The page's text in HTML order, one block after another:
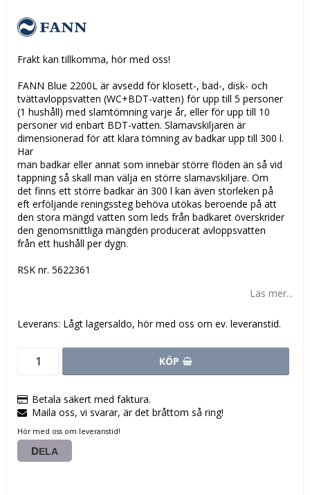
Lägg till i favoritlistan
Frakt kan tillkomma, hör med oss!
FANN Blue 2200L är avsedd för klosett-, bad-, disk- och
tvättavloppsvatten (WC+BDT-vatten) för upp till 5 personer
(1 hushåll) med slamtömning varje år, eller för upp till 10
personer vid enbart BDT-vatten. Slamavskiljaren är
dimensionerad för att klara tömning av badkar upp till 300 l.
Har
man badkar eller annat som innebär större flöden än så vid
tappning så skall man välja en större slamavskiljare. Om
det finns ett större badkar än 300 l kan även storleken på
eft erföljande reningssteg behöva utökas beroende på att
den stora mängd vatten som leds från badkaret överskrider
den genomsnittliga mängden producerat avloppsvatten
från ett hushåll per dygn.
RSK nr. 5622361
Läs mer...
Leverans: Lågt lagersaldo, hör med oss om ev. leveranstid.
KÖP
Betala säkert med faktura.
Maila oss, vi svarar, är det bråttom så ring!
Hör med oss om leveranstid!
DELA